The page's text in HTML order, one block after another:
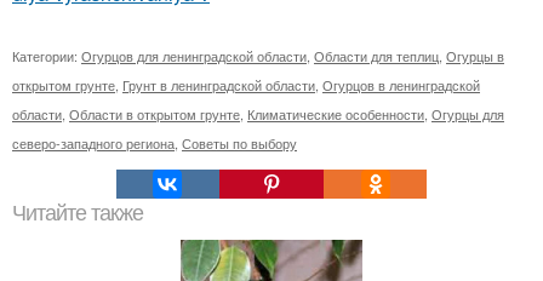
Категории: Огурцов для ленинградской области, Области для теплиц, Огурцы в
открытом грунте, Грунт в ленинградской области, Огурцов в ленинградской
области, Области в открытом грунте, Климатические особенности, Огурцы для
северо-западного региона, Советы по выбору
Читайте также